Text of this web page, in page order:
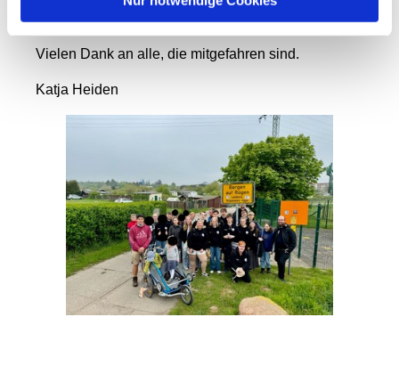
der Gemeinschaft und des gemeinsamen Gebetes.
Vielen Dank an alle, die mitgefahren sind.
Katja Heiden